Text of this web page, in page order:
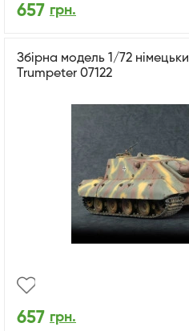
657 грн.
Збірна модель 1/72
Trumpeter 07122
657 грн.